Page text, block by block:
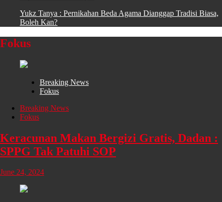
Yukz Tanya : Pernikahan Beda Agama Dianggap Tradisi Biasa,
Boleh Kan?
Fokus
Breaking News
Fokus
Breaking News
Fokus
Keracunan Makan Bergizi Gratis, Dadan :
SPPG Tak Patuhi SOP
June 24, 2024